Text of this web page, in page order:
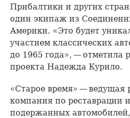
Прибалтики и других
один экипаж из
Америки. «Это будет
участием классических
до 1965 года», — отметила
проекта Надежда Курило.
«Старое время» — ведущая
компания по реставрации
подержанных